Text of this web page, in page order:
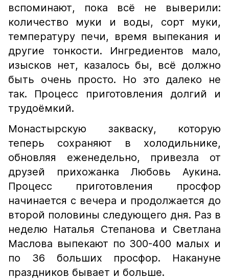
вспоминают, пока всё не выверили:
количество муки и воды, сорт муки,
температуру печи, время выпекания и
другие тонкости. Ингредиентов мало,
изысков нет, казалось бы, всё должно
быть очень просто. Но это далеко не
так. Процесс приготовления долгий и
трудоёмкий.
Монастырскую закваску, которую
теперь сохраняют в холодильнике,
обновляя еженедельно, привезла от
друзей прихожанка Любовь Аукина.
Процесс приготовления просфор
начинается с вечера и продолжается до
второй половины следующего дня. Раз в
неделю Наталья Степанова и Светлана
Маслова выпекают по 300-400 малых и
по 36 больших просфор. Накануне
праздников бывает и больше.